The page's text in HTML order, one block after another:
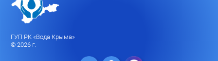
ГУП РК «Вода Крыма»
© 2026 г.